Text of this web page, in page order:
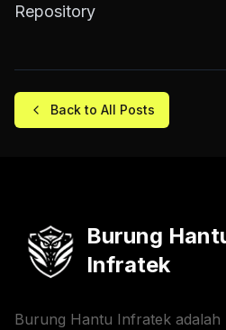
Repository
Back to All Posts
Burung
Infratek
Burung Hantu Infratek adalah